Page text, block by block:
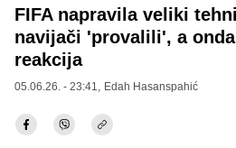
FIFA napravila veliki
navijači 'provalili', a
reakcija
05.06.26. - 23:41, Edah Hasanspahić